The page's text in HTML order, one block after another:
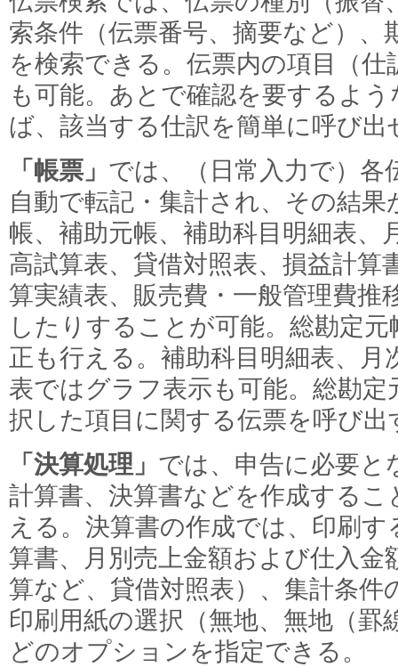
索条件（伝票番号、摘要など）、
を検索できる。伝票内の項目（
も可能。あとで確認を要するよ
ば、該当する仕訳を簡単に呼び出
「帳票」 では、（日常入力で）各
自動で転記・集計され、その結
帳、補助元帳、補助科目明細表、
高試算表、貸借対照表、損益計算
算実績表、販売費・一般管理費推
したりすることが可能。総勘定
正も行える。補助科目明細表、月
表ではグラフ表示も可能。総勘
択した項目に関する伝票を呼び
「決算処理」 では、申告に必要と
計算書、決算書などを作成する
える。決算書の作成では、印刷
算書、月別売上金額および仕入金
算など、貸借対照表）、集計条件
印刷用紙の選択（無地、無地（罫
どのオプションを指定できる。